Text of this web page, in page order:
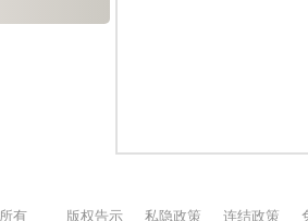
所有 版权告示 私隐政策 连结政策